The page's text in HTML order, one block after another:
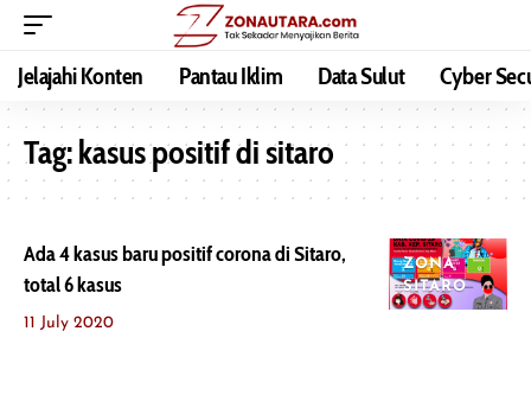
Jelajahi Konten Pantau Iklim Data Sulut Cyber
Tag:kasus positif di sitaro
ZONA
SITARO
Ada 4 kasus baru positif corona di Sitaro,
total 6 kasus
11 July 2020